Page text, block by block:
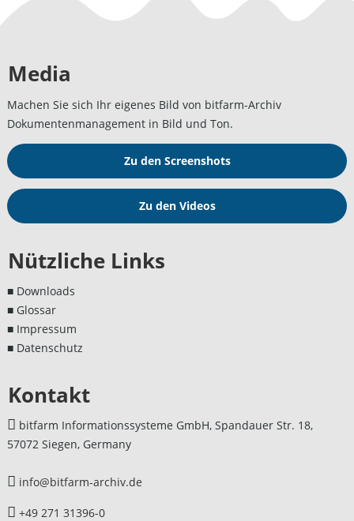
Media
Machen Sie sich Ihr eigenes Bild von bitfarm-Archiv
Dokumentenmanagement in Bild und Ton.
Zu den Screenshots
Zu den Videos
Nützliche Links
■ Downloads
■ Glossar
■ Impressum
■ Datenschutz
Kontakt
bitfarm Informationssysteme GmbH, Spandauer Str. 18,
57072 Siegen, Germany
info@bitfarm-archiv.de
+49 271 31396-0